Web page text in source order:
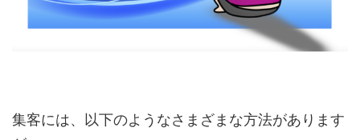
集客には、以下のようなさまざまな方法があります